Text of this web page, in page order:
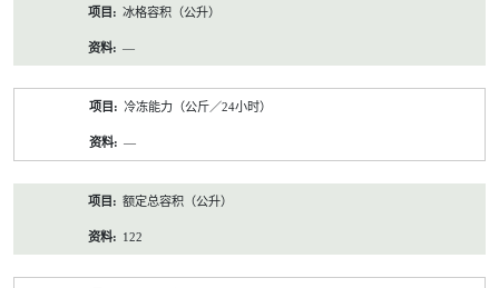
冰格容积（公升）
—
冷冻能力（公斤／24小时）
—
额定总容积（公升）
122